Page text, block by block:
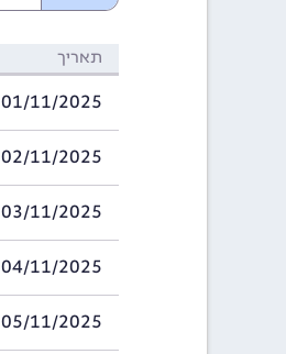
תאריך
01/11/2025
02/11/2025
03/11/2025
04/11/2025
05/11/2025